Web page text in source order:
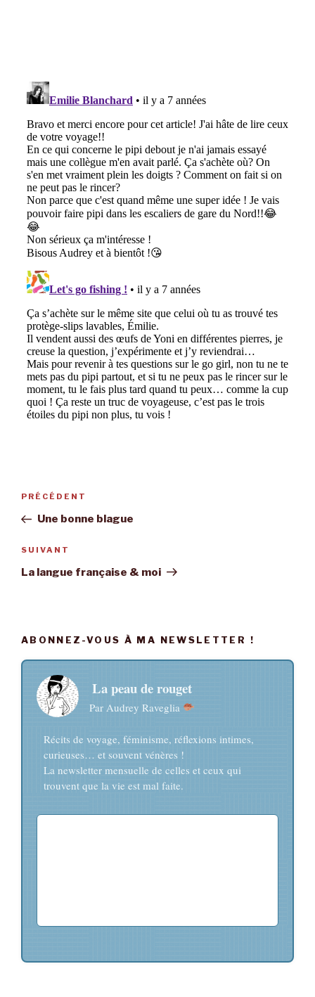
Navigation
l’article
Article
précédent
PRÉCÉDENT
Une bonne blague
Article
suivant
SUIVANT
La langue française & moi
ABONNEZ-VOUS À MA NEWSLETTER !
La peau de rouget
Par Audrey Raveglia
Récits de voyage, féminisme, réflexions intimes,
curieuses… et souvent vénères !
La newsletter mensuelle de celles et ceux qui
trouvent que la vie est mal faite.